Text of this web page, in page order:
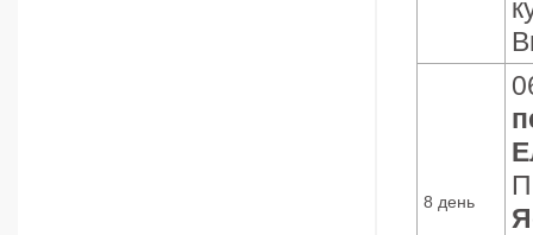
8 день